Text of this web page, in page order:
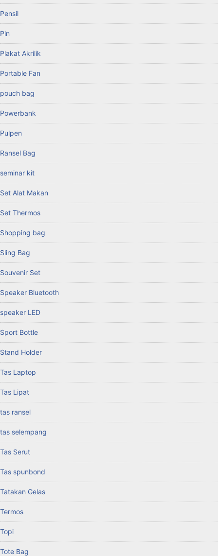
Pensil
Pin
Plakat Akrilik
Portable Fan
pouch bag
Powerbank
Pulpen
Ransel Bag
seminar kit
Set Alat Makan
Set Thermos
Shopping bag
Sling Bag
Souvenir Set
Speaker Bluetooth
speaker LED
Sport Bottle
Stand Holder
Tas Laptop
Tas Lipat
tas ransel
tas selempang
Tas Serut
Tas spunbond
Tatakan Gelas
Termos
Topi
Tote Bag